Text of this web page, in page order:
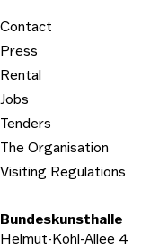
Contact
Press
Rental
Jobs
Tenders
The Organisation
Visiting Regulations
Bundeskunsthalle
Helmut-Kohl-Allee 4